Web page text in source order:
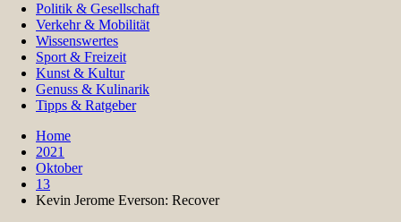
Politik & Gesellschaft
Verkehr & Mobilität
Wissenswertes
Sport & Freizeit
Kunst & Kultur
Genuss & Kulinarik
Tipps & Ratgeber
Home
2021
Oktober
13
Kevin Jerome Everson: Recover